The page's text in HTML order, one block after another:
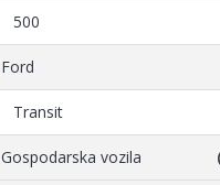
500
Ford
Transit
Gospodarska vozila